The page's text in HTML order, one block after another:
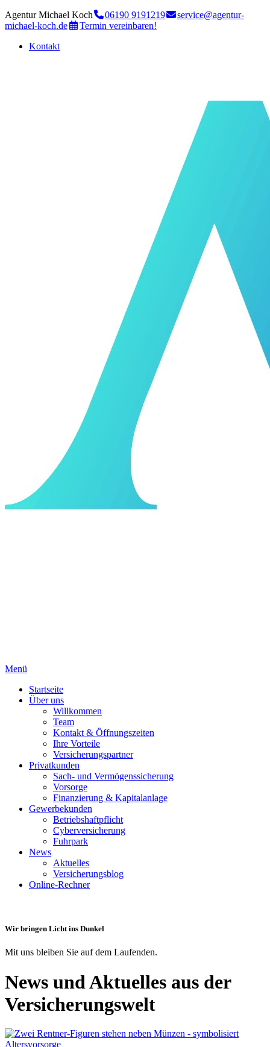
Agentur Michael Koch 06190 9191219
service@agentur-
michael-koch.de
Termin vereinbaren!
Kontakt
Menü
Startseite
Über uns
Willkommen
Team
Kontakt & Öffnungszeiten
Ihre Vorteile
Versicherungspartner
Privatkunden
Sach- und Vermögenssicherung
Vorsorge
Finanzierung & Kapitalanlage
Gewerbekunden
Betriebshaftpflicht
Cyberversicherung
Fuhrpark
News
Aktuelles
Versicherungsblog
Online-Rechner
Wir bringen Licht ins Dunkel
Mit uns bleiben Sie auf dem Laufenden.
News und Aktuelles aus der
Versicherungswelt